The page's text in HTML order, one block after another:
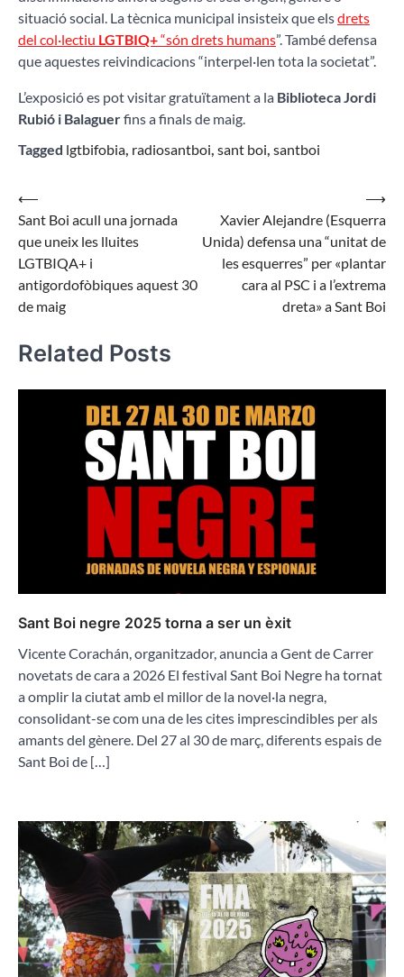
situació social. La tècnica municipal insisteix que elsdrets
del col·lectiu LGTBIQ+“són drets humans”. També defensa
que aquestes reivindicacions “interpel·len tota la societat”.
L’exposició es pot visitar gratuïtament a la Biblioteca Jordi
Rubió i Balaguerfins a finals de maig.
Tagged lgtbifobia radiosantboi sant boi santboi
Navegació
d'entrades
⟵
Sant Boi acull una jornada
que uneix les lluites
LGTBIQA+ i
antigordofòbiques aquest 30
de maig
Xavier Alejandre (Esquerra
Unida) defensa una “unitat de
les esquerres” per «plantar
cara al PSC i a l’extrema
dreta» a Sant Boi
⟶
Related Posts
Sant Boi negre 2025 torna a ser un èxit
Vicente Corachán, organitzador, anuncia a Gent de Carrer
novetats de cara a 2026 El festival Sant Boi Negre ha tornat
a omplir la ciutat amb el millor de la novel·la negra,
consolidant-se com una de les cites imprescindibles per als
amants del gènere. Del 27 al 30 de març, diferents espais de
Sant Boi de […]